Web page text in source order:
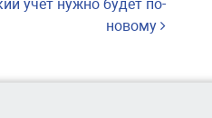
учет нужно будет по-
новому